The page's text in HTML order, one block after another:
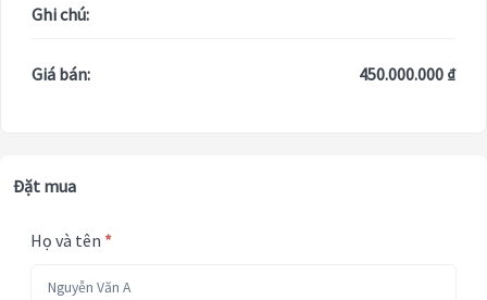
Ghi chú:
Giá bán: 450.000.000 ₫
Đặt mua
Họ và tên *